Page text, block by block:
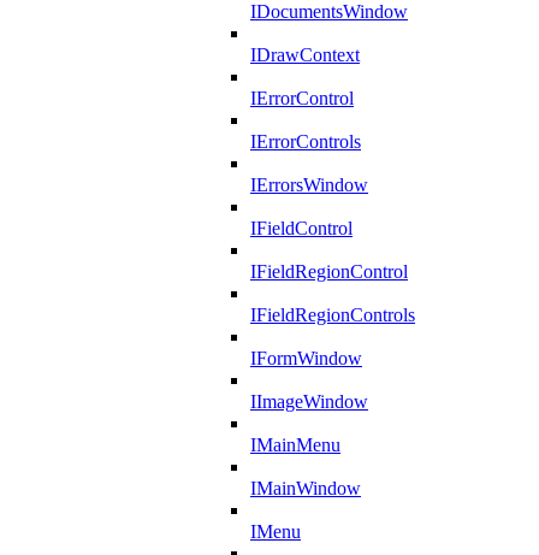
IDocumentsWindow
IDrawContext
IErrorControl
IErrorControls
IErrorsWindow
IFieldControl
IFieldRegionControl
IFieldRegionControls
IFormWindow
IImageWindow
IMainMenu
IMainWindow
IMenu